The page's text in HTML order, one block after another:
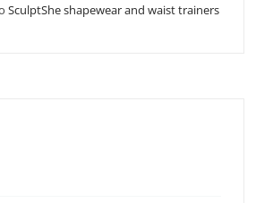
SculptShe shapewear and waist trainers